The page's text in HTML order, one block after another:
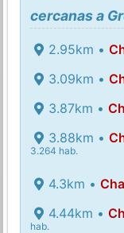
cercanas a
2.95km •
3.09km •
3.87km •
3.88km •
3.264 hab.
4.3km •
4.44km •
hab.